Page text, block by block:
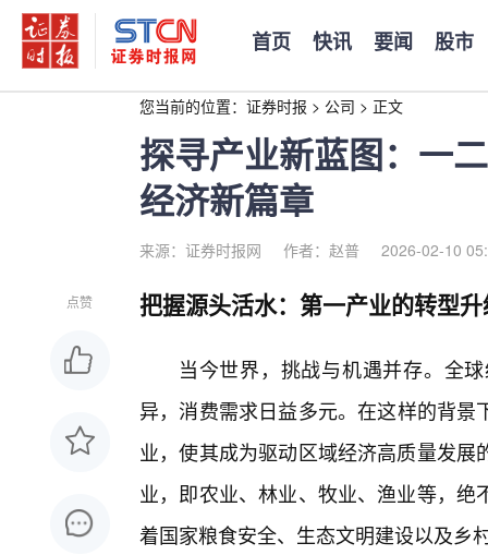
首页 快讯 要闻 股市
您当前的位置： 证券时报 > 公司 > 正文
探寻产业新蓝图：一
经济新篇章
来源：证券时报网 作者：赵普 2026-02-10
点赞 把握源头活水：第一产业的转型
当今世界，挑战与机遇并存。全
异，消费需求日益多元。在这样的背
业，使其成为驱动区域经济高质量发
业，即农业、林业、牧业、渔业等，
着国家粮食安全、生态文明建设以及乡